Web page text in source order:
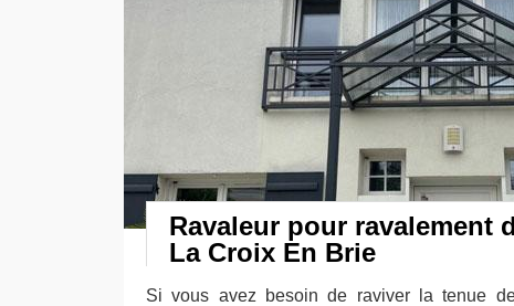
Ravaleur pour ravalement
La Croix En Brie
Si vous avez besoin de raviver la tenue